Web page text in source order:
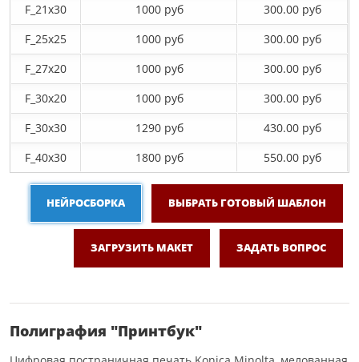
F_21х30
1000 руб
300.00 руб
F_25х25
1000 руб
300.00 руб
F_27x20
1000 руб
300.00 руб
F_30х20
1000 руб
300.00 руб
F_30х30
1290 руб
430.00 руб
F_40x30
1800 руб 550.00 руб
НЕЙРОСБОРКА ВЫБРАТЬ ГОТОВЫЙ ШАБЛОН
ЗАГРУЗИТЬ МАКЕТ ЗАДАТЬ ВОПРОС
Полиграфия "Принтбук"